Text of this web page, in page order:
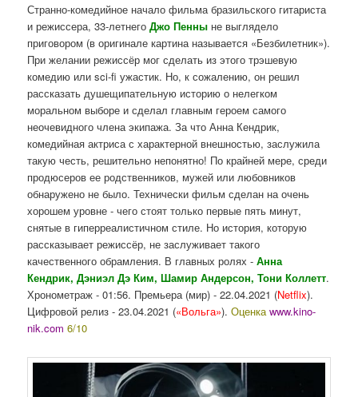
Странно-комедийное начало фильма бразильского гитариста
и режиссера, 33-летнегоДжо Пенны не выглядело
приговором (в оригинале картина называется «Безбилетник»).
При желании режиссёр мог сделать из этого трэшевую
комедию или sci-fi ужастик. Но, к сожалению, он решил
рассказать душещипательную историю о нелегком
моральном выборе и сделал главным героем самого
неочевидного члена экипажа. За что Анна Кендрик,
комедийная актриса с характерной внешностью, заслужила
такую честь, решительно непонятно! По крайней мере, среди
продюсеров ее родственников, мужей или любовников
обнаружено не было. Технически фильм сделан на очень
хорошем уровне - чего стоят только первые пять минут,
снятые в гиперреалистичном стиле. Но история, которую
рассказывает режиссёр, не заслуживает такого
качественного обрамления. В главных ролях -Анна
Кендрик, Дэниэл Дэ Ким, Шамир Андерсон, Тони Коллетт.
Хронометраж - 01:56. Премьера (мир) - 22.04.2021 (Netflix).
Цифровой релиз - 23.04.2021 («Вольга»).Оценкаwww.kino-
nik.com 6/10